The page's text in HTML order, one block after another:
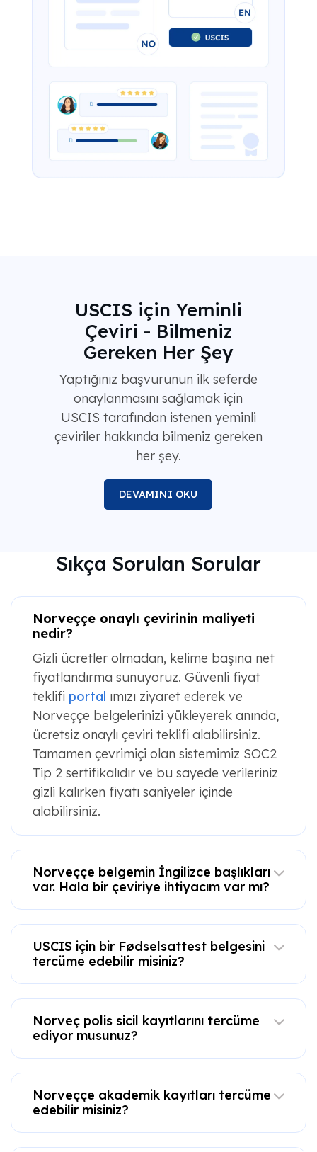
USCIS için Yeminli
Çeviri - Bilmeniz
Gereken Her Şey
Yaptığınız başvurunun ilk seferde
onaylanmasını sağlamak için
USCIS tarafından istenen yeminli
çeviriler hakkında bilmeniz gereken
her şey.
DEVAMINI OKU
Sıkça Sorulan Sorular
Norveççe onaylı çevirinin maliyeti
nedir?
Gizli ücretler olmadan, kelime başına net
fiyatlandırma sunuyoruz. Güvenli fiyat
teklifi portal ımızı ziyaret ederek ve
Norveççe belgelerinizi yükleyerek anında,
ücretsiz onaylı çeviri teklifi alabilirsiniz.
Tamamen çevrimiçi olan sistemimiz SOC2
Tip 2 sertifikalıdır ve bu sayede verileriniz
gizli kalırken fiyatı saniyeler içinde
alabilirsiniz.
Norveççe belgemin İngilizce başlıkları
var. Hala bir çeviriye ihtiyacım var mı?
USCIS için bir Fødselsattest belgesini
tercüme edebilir misiniz?
Norveç polis sicil kayıtlarını tercüme
ediyor musunuz?
Norveççe akademik kayıtları tercüme
edebilir misiniz?